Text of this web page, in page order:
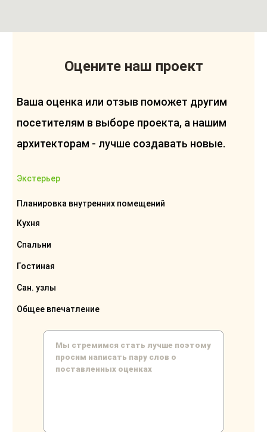
Оцените наш проект
Ваша оценка или отзыв поможет другим
посетителям в выборе проекта, а нашим
архитекторам - лучше создавать новые.
Экстерьер
Планировка внутренних помещений
Кухня
Спальни
Гостиная
Сан. узлы
Общее впечатление